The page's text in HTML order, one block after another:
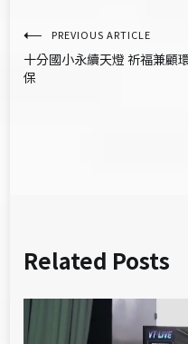
文
章
PREVIOUS ARTICLE
十分國小永續天燈 祈福兼顧
保
Related Posts